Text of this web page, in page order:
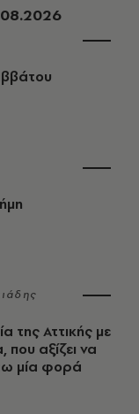
της Αττικής με
που αξίζει να
μία φορά